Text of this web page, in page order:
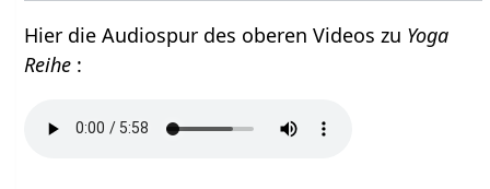
Hier die Audiospur des oberen Videos zu Yoga
Reihe :